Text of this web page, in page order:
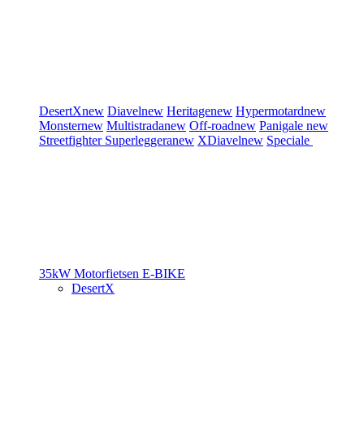
DesertXnew Diavelnew Heritagenew Hypermotardnew
Monsternew Multistradanew Off-roadnew Panigale new
Streetfighter Superleggeranew XDiavelnew Speciale
35kW Motorfietsen E-BIKE
DesertX